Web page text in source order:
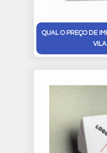
QUAL O PREÇO DE